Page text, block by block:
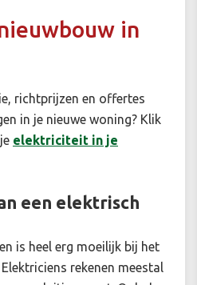
in
richtprijzen en offertes
in je nieuwe woning? Klik
elektriciteit in je
een elektrisch
is heel erg moeilijk bij het
rekenen meestal